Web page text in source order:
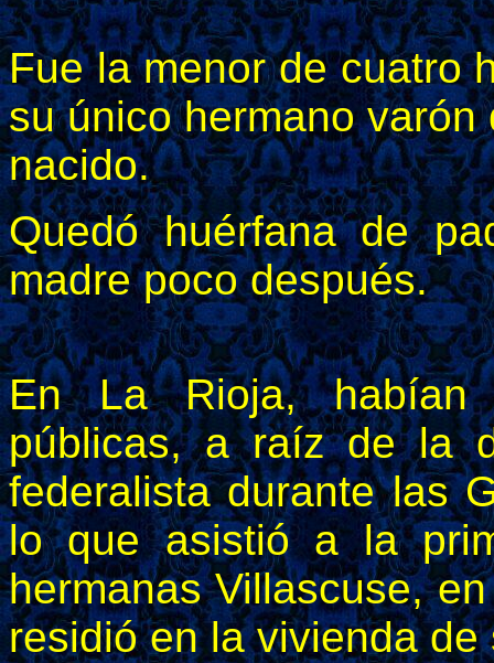
Fue la menor de cuatro
su único hermano
nacido.
Quedó huérfana de
madre poco después.
En La Rioja, habían
públicas, a raíz de la
federalista durante las
lo que asistió a la
hermanas Villascuse,
residió en la vivienda